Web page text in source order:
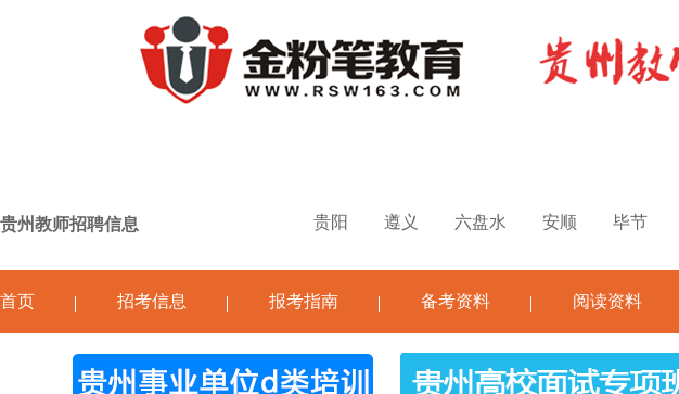
贵州教师招聘信息 贵阳 遵义 六盘水 安顺 毕节
首页 招考信息 报考指南 备考资料 阅读资料